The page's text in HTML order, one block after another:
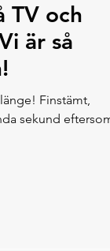
TV och
är så
Finstämt,